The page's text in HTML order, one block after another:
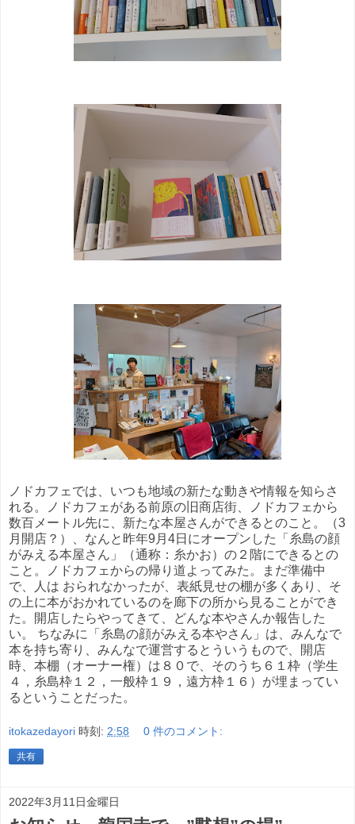
ノドカフェでは、いつも地域の新たな動きや情報を知らさ
れる。ノドカフェがある前原の旧商店街、ノドカフェから
数百メートル先に、新たな本屋さんができるとのこと。（3
月開店？）、なんと昨年9月4日にオープンした「糸島の顔
がみえる本屋さん」（通称：糸かお）の２階にできるとの
こと。ノドカフェからの帰り道よってみた。まだ準備中
で、人は おられなかったが、表紙見せの棚が多くあり、そ
の上に本がおかれているのを廊下の所から見ることができ
た。開店したらやってきて、どんな本やさんか報告した
い。 ちなみに「糸島の顔がみえる本やさん」は、みんなで
本を持ち寄り、みんなで運営するとういうもので、開店
時、本棚（オーナー権）は８０で、そのうち６１枠（学生
４，糸島枠１２，一般枠１９，遠方枠１６）が埋まってい
るということだった。
itokazedayori 時刻: 2:58 0 件のコメント:
共有
2022年3月11日金曜日